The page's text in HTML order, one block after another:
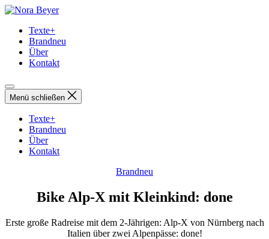
Direkt
Inhalt
wechseln
Nora
Texte+
Brandneu
Über
Kontakt
Menü schließen
Texte+
Brandneu
Über
Kontakt
Kategorien
Brandneu
Bike Alp-X mit Kleinkind: done
Erste große Radreise mit dem 2-Jährigen: Alp-X von Nürnberg nach
Italien über zwei Alpenpässe: done!